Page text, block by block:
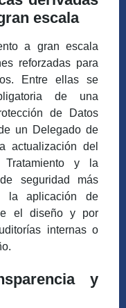
escala
a gran escala
reforzadas para
Entre ellas se
de una
de Datos
un Delegado de
actualización del
y la
seguridad más
la aplicación de
el diseño y por
internas o
y